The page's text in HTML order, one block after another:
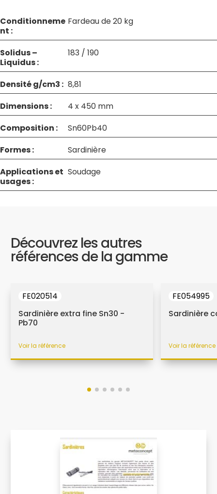
Conditionneme
nt :
Fardeau de 20 kg
Solidus –
Liquidus :
183 / 190
Densité g/cm3 : 8,81
Dimensions :
4 x 450 mm
Composition :
Sn60Pb40
Formes :
Sardinière
Applications et
usages :
Soudage
Découvrez les autres
références de la gamme
FE020514
Sardinière extra fine Sn30 -
Pb70
Voir la référence
FE054995
Sardinière
Voir la référence